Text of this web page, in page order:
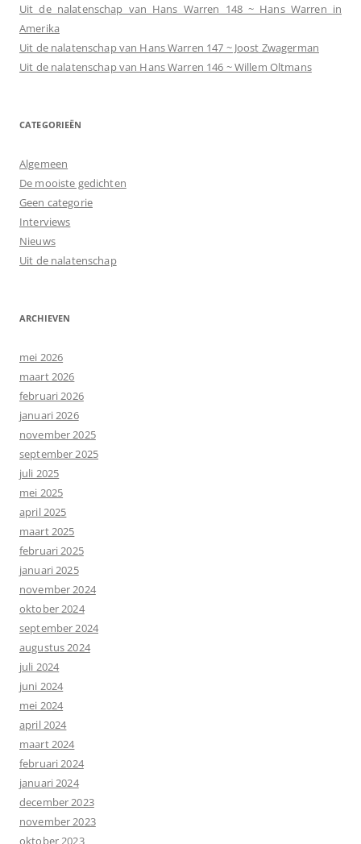
Uit de nalatenschap van Hans Warren 148 ~ Hans Warren in
Amerika
Uit de nalatenschap van Hans Warren 147 ~ Joost Zwagerman
Uit de nalatenschap van Hans Warren 146 ~ Willem Oltmans
CATEGORIEËN
Algemeen
De mooiste gedichten
Geen categorie
Interviews
Nieuws
Uit de nalatenschap
ARCHIEVEN
mei 2026
maart 2026
februari 2026
januari 2026
november 2025
september 2025
juli 2025
mei 2025
april 2025
maart 2025
februari 2025
januari 2025
november 2024
oktober 2024
september 2024
augustus 2024
juli 2024
juni 2024
mei 2024
april 2024
maart 2024
februari 2024
januari 2024
december 2023
november 2023
oktober 2023